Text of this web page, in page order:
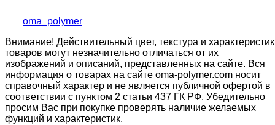
oma_polymer
Внимание! Действительный цвет, текстура и
товаров могут незначительно отличаться от их
изображений и описаний, представленных на сайте. Вся
информация о товарах на сайте oma-polymer.com носит
справочный характер и не является публичной офертой в
соответствии с пунктом 2 статьи 437 ГК РФ. Убедительно
просим Вас при покупке проверять наличие желаемых
функций и характеристик.